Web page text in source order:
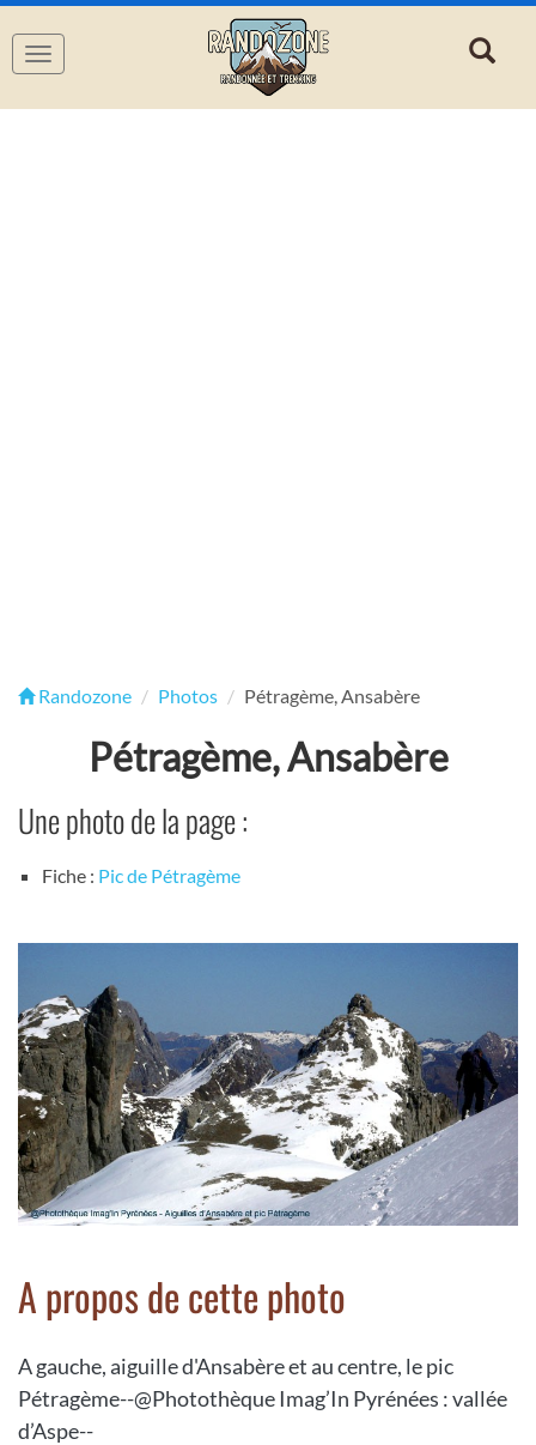
Navigation
Randozone Photos Pétragème, Ansabère
Pétragème, Ansabère
Une photo de la page :
Fiche : Pic de Pétragème
A propos de cette photo
A gauche, aiguille d'Ansabère et au centre, le pic
Pétragème--@Photothèque Imag’In Pyrénées : vallée
d’Aspe--